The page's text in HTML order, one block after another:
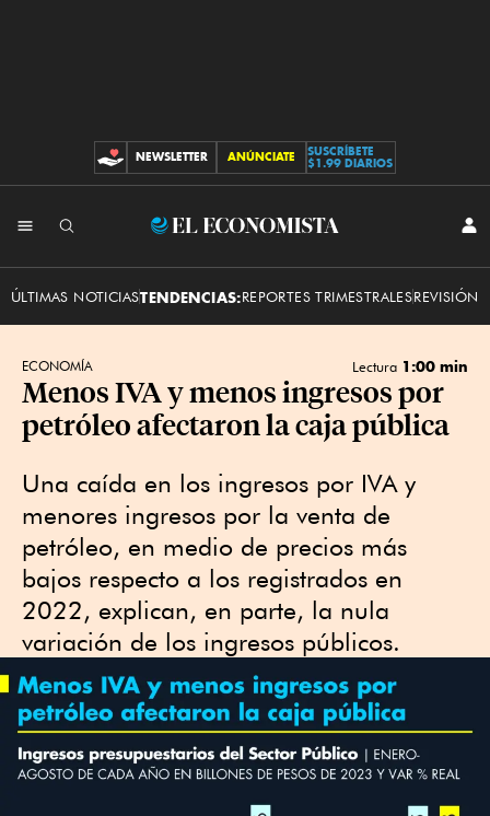
CONTRIBUCIONES
NEWSLETTER ANÚNCIATE
SUSCRÍBETE
$1.99 DIARIOS
El
ÚLTIMAS NOTICIASTENDENCIAS:REPORTES TRIMESTRALESREVISIÓN
ECONOMÍA Lectura 1:00 min
Menos IVA y menos ingresos por
petróleo afectaron la caja pública
Una caída en los ingresos por IVA y
menores ingresos por la venta de
petróleo, en medio de precios más
bajos respecto a los registrados en
2022, explican, en parte, la nula
variación de los ingresos públicos.